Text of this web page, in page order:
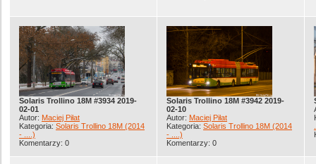
Solaris Trollino 18M #3934 2019-
02-01
Autor: Maciej Piłat
Kategoria: Solaris Trollino 18M (2014
- ....)
Komentarzy: 0
Solaris Trollino 18M #3942 2019-
02-10
Autor: Maciej Piłat
Kategoria: Solaris Trollino 18M (2014
- ....)
Komentarzy: 0